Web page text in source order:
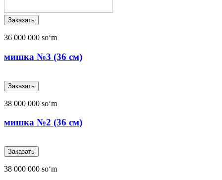
36 000 000 soʻm
мишка №3 (36 см)
38 000 000 soʻm
мишка №2 (36 см)
38 000 000 soʻm